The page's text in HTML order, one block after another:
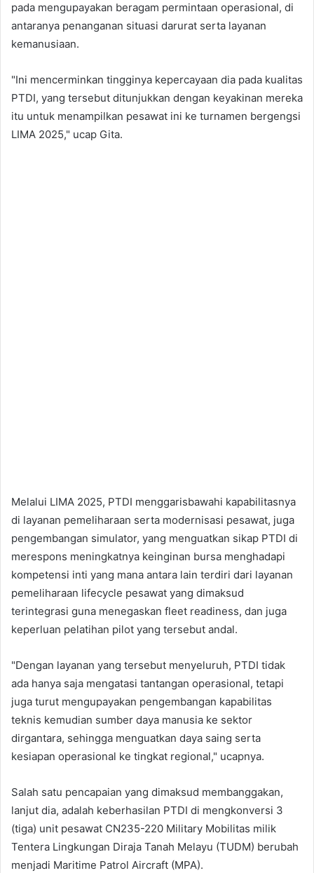
pada mengupayakan beragam permintaan operasional, di
antaranya penanganan situasi darurat serta layanan
kemanusiaan.
"Ini mencerminkan tingginya kepercayaan dia pada kualitas
PTDI, yang tersebut ditunjukkan dengan keyakinan mereka
itu untuk menampilkan pesawat ini ke turnamen bergengsi
LIMA 2025," ucap Gita.
Melalui LIMA 2025, PTDI menggarisbawahi kapabilitasnya
di layanan pemeliharaan serta modernisasi pesawat, juga
pengembangan simulator, yang menguatkan sikap PTDI di
merespons meningkatnya keinginan bursa menghadapi
kompetensi inti yang mana antara lain terdiri dari layanan
pemeliharaan lifecycle pesawat yang dimaksud
terintegrasi guna menegaskan fleet readiness, dan juga
keperluan pelatihan pilot yang tersebut andal.
"Dengan layanan yang tersebut menyeluruh, PTDI tidak
ada hanya saja mengatasi tantangan operasional, tetapi
juga turut mengupayakan pengembangan kapabilitas
teknis kemudian sumber daya manusia ke sektor
dirgantara, sehingga menguatkan daya saing serta
kesiapan operasional ke tingkat regional," ucapnya.
Salah satu pencapaian yang dimaksud membanggakan,
lanjut dia, adalah keberhasilan PTDI di mengkonversi 3
(tiga) unit pesawat CN235-220 Military Mobilitas milik
Tentera Lingkungan Diraja Tanah Melayu (TUDM) berubah
menjadi Maritime Patrol Aircraft (MPA).